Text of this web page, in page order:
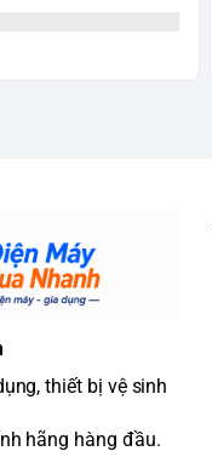
thiết bị vệ sinh
hãng hàng đầu.